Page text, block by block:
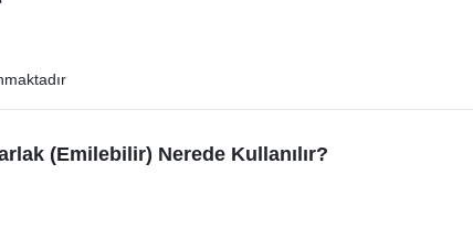
(Emilebilir) Nerede Kullanılır?